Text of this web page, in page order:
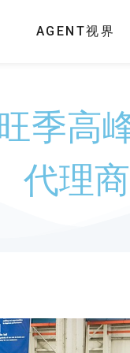
AGENT视界
季高
代理